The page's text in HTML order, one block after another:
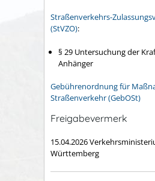
Straßenverkehrs-
(StVZO):
§ 29 Untersuchung der
Anhänger
Gebührenordnung für
Straßenverkehr (GebOSt)
Freigabevermerk
15.04.2026
Württemberg